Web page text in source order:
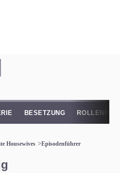
BESETZUNG
Housewives Episodenführer